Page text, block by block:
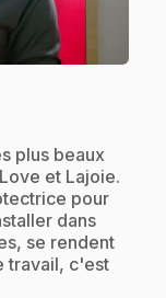
plus beaux
et Lajoie.
pour
dans
se rendent
travail, c'est